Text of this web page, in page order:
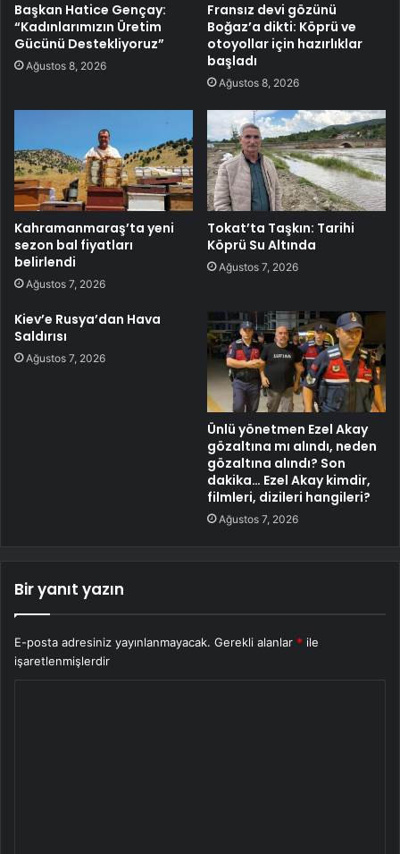
Başkan Hatice Gençay:
“Kadınlarımızın Üretim
Gücünü Destekliyoruz”
Ağustos 8, 2026
Fransız devi gözünü
Boğaz’a dikti: Köprü ve
otoyollar için hazırlıklar
başladı
Ağustos 8, 2026
Kahramanmaraş’ta yeni
sezon bal fiyatları
belirlendi
Ağustos 7, 2026
Tokat’ta Taşkın: Tarihi
Köprü Su Altında
Ağustos 7, 2026
Kiev’e Rusya’dan Hava
Saldırısı
Ağustos 7, 2026
Ünlü yönetmen Ezel Akay
gözaltına mı alındı, neden
gözaltına alındı? Son
dakika… Ezel Akay kimdir,
filmleri, dizileri hangileri?
Ağustos 7, 2026
Bir yanıt yazın
E-posta adresiniz yayınlanmayacak. Gerekli alanlar * ile
işaretlenmişlerdir